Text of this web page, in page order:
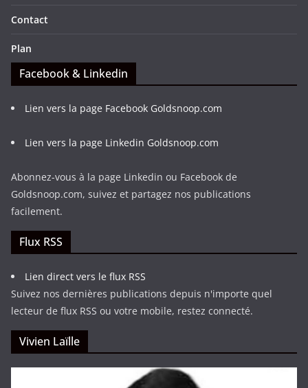
Contact
Plan
Facebook & Linkedin
Lien vers la page Facebook Goldsnoop.com
Lien vers la page Linkedin Goldsnoop.com
Abonnez-vous à la page Linkedin ou Facebook de
Goldsnoop.com, suivez et partagez nos publications
facilement.
Flux RSS
Lien direct vers le flux RSS
Suivez nos dernières publications depuis n'importe quel
lecteur de flux RSS ou votre mobile, restez connecté.
Vivien Laïlle